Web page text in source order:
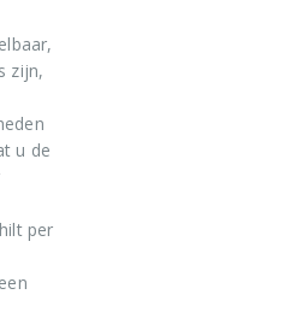
zijn,
u de
per